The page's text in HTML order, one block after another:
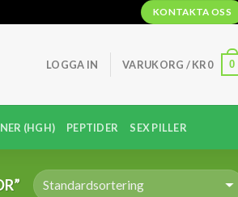
KONTAKTA OSS
LOGGA IN VARUKORG /KR0 0
(HGH) PEPTIDER SEX PILLER